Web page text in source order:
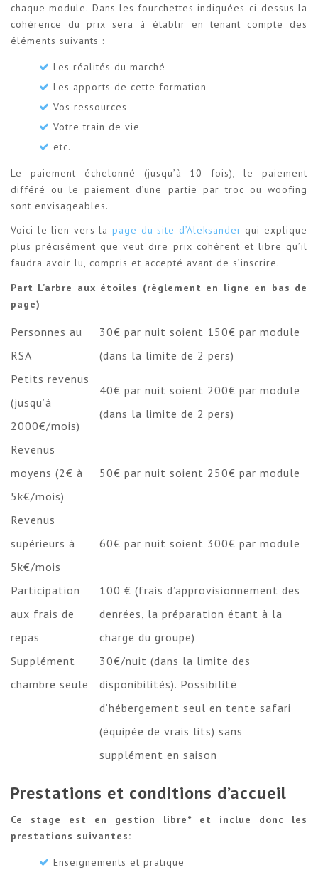
chaque module. Dans les fourchettes indiquées ci-dessus la
cohérence du prix sera à établir en tenant compte des
éléments suivants :
Les réalités du marché
Les apports de cette formation
Vos ressources
Votre train de vie
etc.
Le paiement échelonné (jusqu’à 10 fois), le paiement
différé ou le paiement d’une partie par troc ou woofing
sont envisageables.
Voici le lien vers la page du site d’Aleksander qui explique
plus précisément que veut dire prix cohérent et libre qu’il
faudra avoir lu, compris et accepté avant de s’inscrire.
Part L’arbre aux étoiles (règlement en ligne en bas de
page)
Personnes au
RSA
30€ par nuit soient 150€ par module
(dans la limite de 2 pers)
Petits revenus
(jusqu’à
2000€/mois)
40€ par nuit soient 200€ par module
(dans la limite de 2 pers)
Revenus
moyens (2€ à
5k€/mois)
50€ par nuit soient 250€ par module
Revenus
supérieurs à
5k€/mois
60€ par nuit soient 300€ par module
Participation
aux frais de
repas
100 € (frais d’approvisionnement des
denrées, la préparation étant à la
charge du groupe)
Supplément
chambre seule
30€/nuit (dans la limite des
disponibilités). Possibilité
d’hébergement seul en tente safari
(équipée de vrais lits) sans
supplément en saison
Prestations et conditions d’accueil
Ce stage est en gestion libre* et inclue donc les
prestations suivantes:
Enseignements et pratique